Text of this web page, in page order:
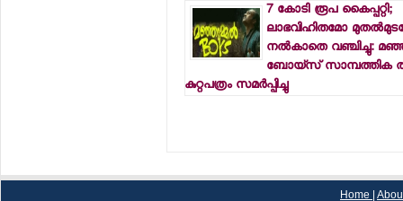
7 കോടി രൂപ കൈപ്പറ്റി;
ലാഭവിഹിതമോ
നല്‍കാതെ വഞ്ചിച്ചു:
ബോയ്‌സ് സാമ്പത്തിക
കുറ്റപത്രം സമര്‍പ്പിച്ചു
Home